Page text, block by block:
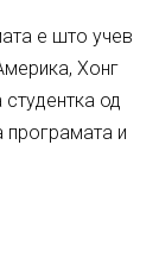
е што учев
Хонг
од
програмата и